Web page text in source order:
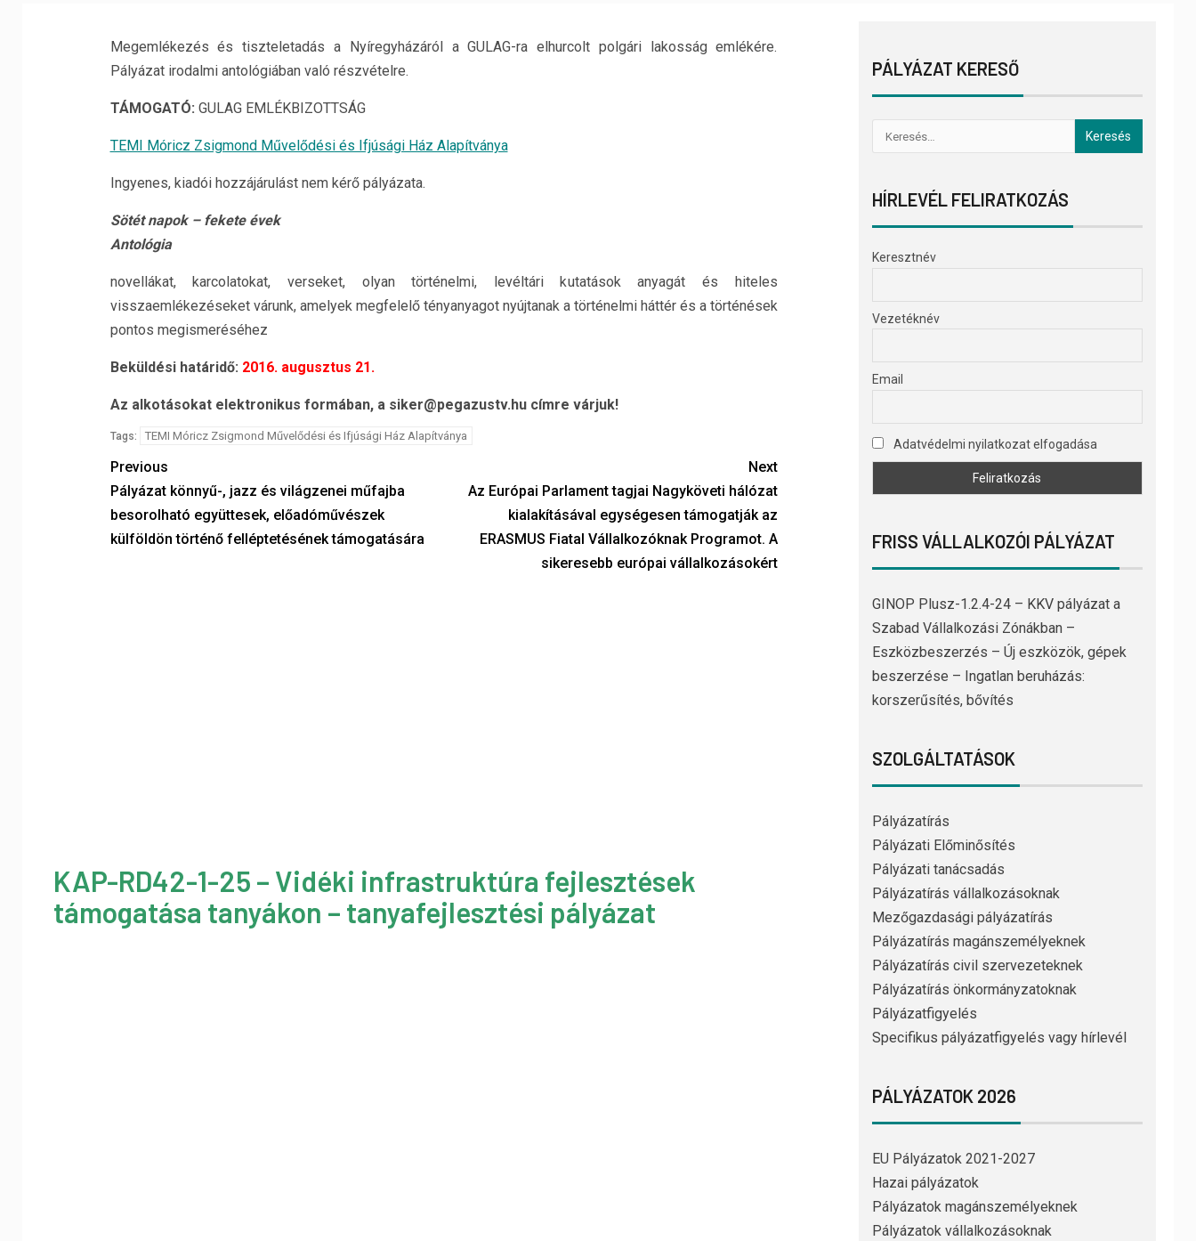
Megemlékezés és tiszteletadás a Nyíregyházáról a GULAG-ra elhurcolt polgári lakosság emlékére.
Pályázat irodalmi antológiában való részvételre.
TÁMOGATÓ: GULAG EMLÉKBIZOTTSÁG
TEMI Móricz Zsigmond Művelődési és Ifjúsági Ház Alapítványa
Ingyenes, kiadói hozzájárulást nem kérő pályázata.
Sötét napok – fekete évek
Antológia
novellákat, karcolatokat, verseket, olyan történelmi, levéltári kutatások anyagát és hiteles
visszaemlékezéseket várunk, amelyek megfelelő tényanyagot nyújtanak a történelmi háttér és a történések
pontos megismeréséhez
Beküldési határidő: 2016. augusztus 21.
Az alkotásokat elektronikus formában, a siker@pegazustv.hucímre várjuk!
Tags: TEMI Móricz Zsigmond Művelődési és Ifjúsági Ház Alapítványa
Previous
Pályázat könnyű-, jazz és világzenei műfajba
besorolható együttesek, előadóművészek
külföldön történő felléptetésének támogatására
Next
Az Európai Parlament tagjai Nagyköveti hálózat
kialakításával egységesen támogatják az
ERASMUS Fiatal Vállalkozóknak Programot. A
sikeresebb európai vállalkozásokért
KAP-RD42-1-25 – Vidéki infrastruktúra fejlesztések
támogatása tanyákon – tanyafejlesztési pályázat
PÁLYÁZAT KERESŐ
HÍRLEVÉL FELIRATKOZÁS
Keresztnév
Vezetéknév
Email
Adatvédelmi nyilatkozat elfogadása
FRISS VÁLLALKOZÓI PÁLYÁZAT
GINOP Plusz-1.2.4-24 – KKV pályázat a
Szabad Vállalkozási Zónákban –
Eszközbeszerzés – Új eszközök, gépek
beszerzése – Ingatlan beruházás:
korszerűsítés, bővítés
SZOLGÁLTATÁSOK
Pályázatírás
Pályázati Előminősítés
Pályázati tanácsadás
Pályázatírás vállalkozásoknak
Mezőgazdasági pályázatírás
Pályázatírás magánszemélyeknek
Pályázatírás civil szervezeteknek
Pályázatírás önkormányzatoknak
Pályázatfigyelés
Specifikus pályázatfigyelés vagy hírlevél
PÁLYÁZATOK 2026
EU Pályázatok 2021-2027
Hazai pályázatok
Pályázatok magánszemélyeknek
Pályázatok vállalkozásoknak